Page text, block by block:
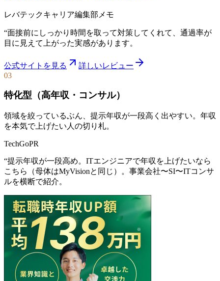
レバテックキャリア編集部メモ
“面接前にしっかり時間を取って対策してくれて、通過率が
目に見えて上がった実感があります。
公式サイトを見る
詳しいレビュー
03
特化型（高年収・コンサル）
領域を絞っているぶん、提示年収が一段高く出やすい。年収
を本気で上げたい人の切り札。
TechGoPR
“提示年収が一段高め。ITエンジニアで年収を上げたいなら
こちら（母体はMyVisionと同じ）。事業会社〜SI〜ITコンサ
ルを横断で紹介。